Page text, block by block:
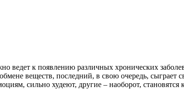
ведет к появлению различных хронических
веществ, последний, в свою очередь,
сильно худеют, другие – наоборот, становятся